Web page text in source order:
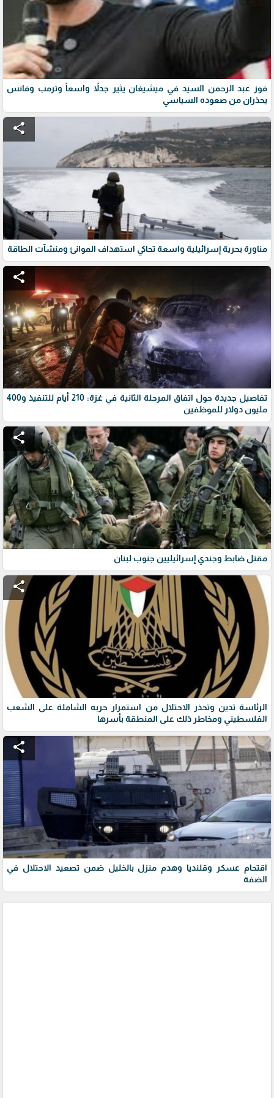
فوز عبد الرحمن السيد في ميشيغان يثير جدلاً واسعاً وترمب وفانس
يحذران من صعوده السياسي
share
مناورة بحرية إسرائيلية واسعة تحاكي استهداف الموانئ ومنشآت الطاقة
share
تفاصيل جديدة حول اتفاق المرحلة الثانية في غزة: 210 أيام للتنفيذ و400
مليون دولار للموظفين
share
مقتل ضابط وجندي إسرائيليين جنوب لبنان
share
الرئاسة تدين وتحذر الاحتلال من استمرار حربه الشاملة على الشعب
الفلسطيني ومخاطر ذلك على المنطقة بأسرها
share
اقتحام عسكر وقلنديا وهدم منزل بالخليل ضمن تصعيد الاحتلال في
الضفة